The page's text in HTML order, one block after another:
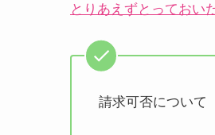
とりあえずとっておい
請求可否について